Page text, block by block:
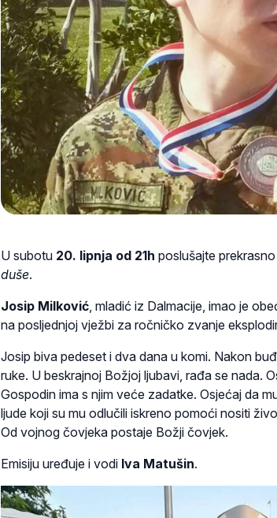
U subotu 20. lipnja od 21h poslušajte
duše.
Josip Milković , mladić iz Dalmacije, imao je
na posljednjoj vježbi za ročničko zvanje
Josip biva pedeset i dva dana u komi. Nakon
ruke. U beskrajnoj Božjoj ljubavi, rađa se nada.
Gospodin ima s njim veće zadatke. Osjećaj da
ljude koji su mu odlučili iskreno pomoći nositi
Od vojnog čovjeka postaje Božji čovjek.
Emisiju uređuje i vodi Iva Matušin.